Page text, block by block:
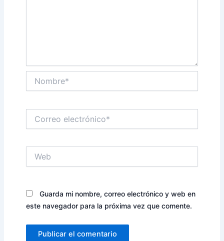
electrónico*
Guarda mi nombre, correo electrónico y web en
este navegador para la próxima vez que comente.